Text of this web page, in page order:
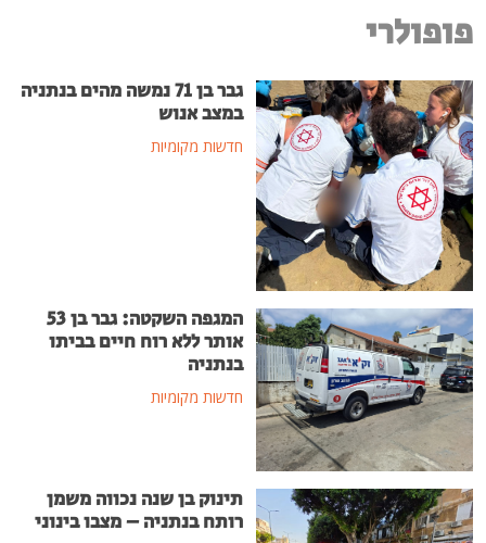
פופולרי
גבר בן 71 נמשה מהים בנתניה
במצב אנוש
חדשות מקומיות
המגפה השקטה: גבר בן 53
אותר ללא רוח חיים בביתו
בנתניה
חדשות מקומיות
תינוק בן שנה נכווה משמן
רותח בנתניה – מצבו בינוני